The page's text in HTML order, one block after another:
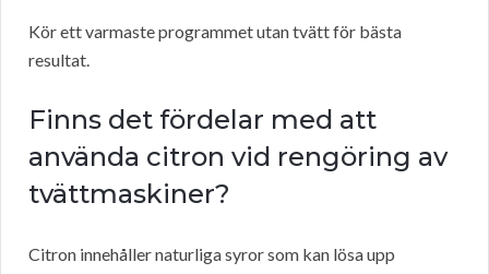
Kör ett varmaste programmet utan tvätt för bästa
resultat.
Finns det fördelar med att
använda citron vid rengöring av
tvättmaskiner?
Citron innehåller naturliga syror som kan lösa upp